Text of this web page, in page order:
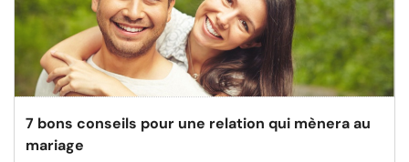
7 bons conseils pour une relation qui mènera au
mariage